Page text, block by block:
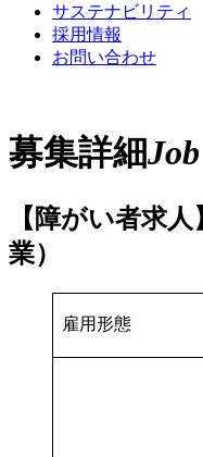
サステナビリティ
採用情報
お問い合わせ
募集詳細
【障がい者求
業）
雇用形態